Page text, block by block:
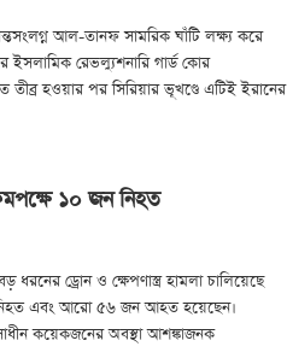
আল-তানফ সামরিক ঘাঁটি লক্ষ্য করে
ইসলামিক রেভল্যুশনারি গার্ড কোর
হওয়ার পর সিরিয়ার ভূখণ্ডে এটিই ইরানের
১০ জন নিহত
ড্রোন ও ক্ষেপণাস্ত্র হামলা চালিয়েছে
এবং আরো ৫৬ জন আহত হয়েছেন।
কয়েকজনের অবস্থা আশঙ্কাজনক